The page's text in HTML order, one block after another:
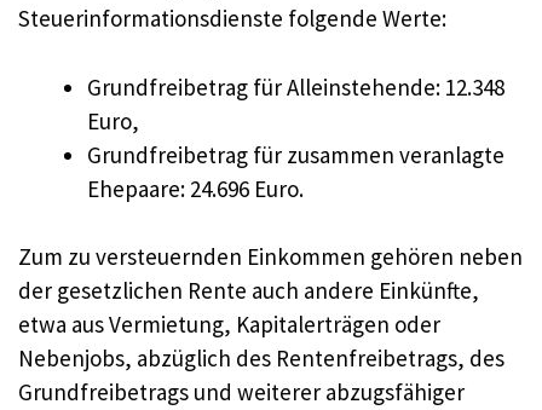
Steuerinformationsdienste folgende Werte:
Grundfreibetrag für Alleinstehende: 12.348
Euro,
Grundfreibetrag für zusammen veranlagte
Ehepaare: 24.696 Euro.
Zum zu versteuernden Einkommen gehören neben
der gesetzlichen Rente auch andere Einkünfte,
etwa aus Vermietung, Kapitalerträgen oder
Nebenjobs, abzüglich des Rentenfreibetrags, des
Grundfreibetrags und weiterer abzugsfähiger